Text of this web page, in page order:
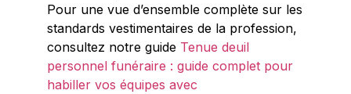
Pour une vue d’ensemble complète sur les
standards vestimentaires de la profession,
consultez notre guide Tenue deuil
personnel funéraire : guide complet pour
habiller vos équipes avec